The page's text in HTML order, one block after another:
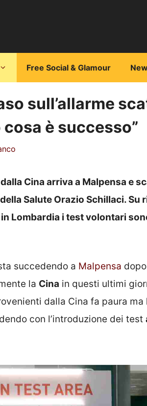
Free Social & Glamour
sull’allarme
è successo”
Cina arriva a Malpensa e
Salute Orazio Schillaci. Su
Lombardia i test volontari
succedendo a Malpensa
la Cina in questi ultimi
dalla Cina fa paura ma
con l’introduzione dei test